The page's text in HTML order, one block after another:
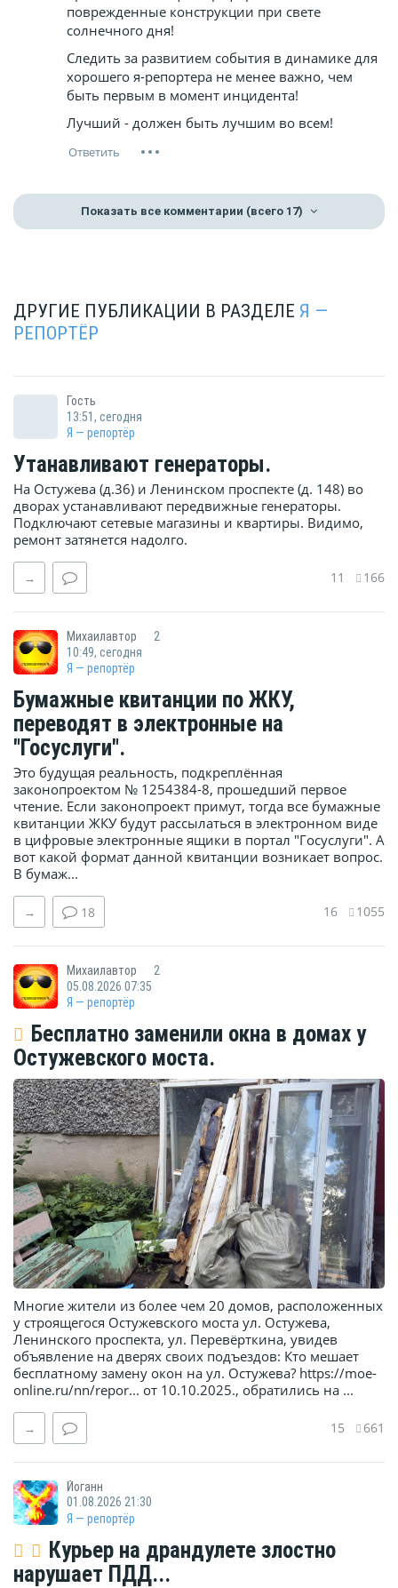
поврежденные конструкции при свете
солнечного дня!
Следить за развитием события в динамике для
хорошего я-репортера не менее важно, чем
быть первым в момент инцидента!
Лучший - должен быть лучшим во всем!
Показать все комментарии (всего 17)
ДРУГИЕ ПУБЛИКАЦИИ В РАЗДЕЛЕ Я —
РЕПОРТЁР
Гость
13:51, сегодня
Я — репортёр
Утанавливают генераторы.
На Остужева (д.36) и Ленинском проспекте (д. 148) во
дворах устанавливают передвижные генераторы.
Подключают сетевые магазины и квартиры. Видимо,
ремонт затянется надолго.
→ 11 166
Михаилавтор
2
10:49, сегодня
Я — репортёр
Бумажные квитанции по ЖКУ,
переводят в электронные на
"Госуслуги".
Это будущая реальность, подкреплённая
законопроектом № 1254384-8, прошедший первое
чтение. Если законопроект примут, тогда все бумажные
квитанции ЖКУ будут рассылаться в электронном виде
в цифровые электронные ящики в портал "Госуслуги". А
вот какой формат данной квитанции возникает вопрос.
В бумаж...
→ 18 16 1055
Михаилавтор
2
05.08.2026 07:35
Я — репортёр
Бесплатно заменили окна в домах у
Остужевского моста.
Многие жители из более чем 20 домов, расположенных
у строящегося Остужевского моста ул. Остужева,
Ленинского проспекта, ул. Перевёрткина, увидев
объявление на дверях своих подъездов: Кто мешает
бесплатному замену окон на ул. Остужева? https://moe-
online.ru/nn/repor... от 10.10.2025., обратились на ...
→ 15 661
Йоганн
01.08.2026 21:30
Я — репортёр
Курьер на драндулете злостно
нарушает ПДД...